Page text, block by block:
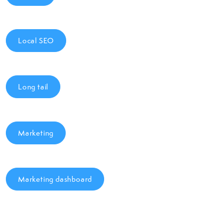
Local SEO
Long tail
Marketing
Marketing dashboard